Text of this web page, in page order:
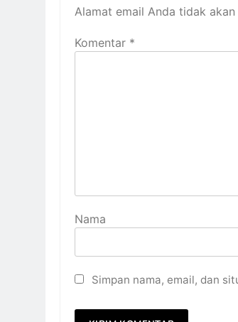
Alamat email Anda tidak
Komentar *
Nama
Simpan nama, email, dan